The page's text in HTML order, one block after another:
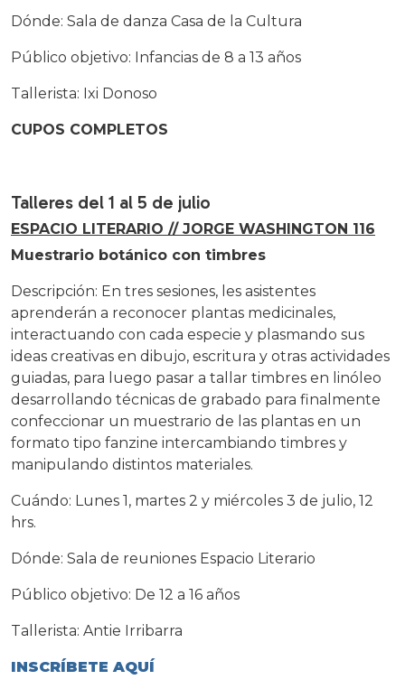
Dónde: Sala de danza Casa de la Cultura
Público objetivo: Infancias de 8 a 13 años
Tallerista: Ixi Donoso
CUPOS COMPLETOS
Talleres del 1 al 5 de julio
ESPACIO LITERARIO // JORGE WASHINGTON 116
Muestrario botánico con timbres
Descripción: En tres sesiones, les asistentes
aprenderán a reconocer plantas medicinales,
interactuando con cada especie y plasmando sus
ideas creativas en dibujo, escritura y otras actividades
guiadas, para luego pasar a tallar timbres en linóleo
desarrollando técnicas de grabado para finalmente
confeccionar un muestrario de las plantas en un
formato tipo fanzine intercambiando timbres y
manipulando distintos materiales.
Cuándo: Lunes 1, martes 2 y miércoles 3 de julio, 12
hrs.
Dónde: Sala de reuniones Espacio Literario
Público objetivo: De 12 a 16 años
Tallerista: Antie Irribarra
INSCRÍBETE AQUÍ